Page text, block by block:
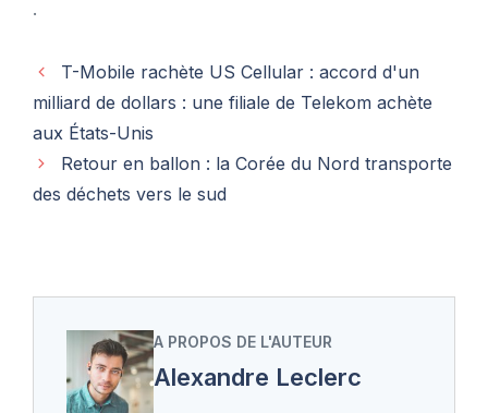
.
T-Mobile rachète US Cellular : accord d'un
milliard de dollars : une filiale de Telekom achète
aux États-Unis
Retour en ballon : la Corée du Nord transporte
des déchets vers le sud
A PROPOS DE L'AUTEUR
Alexandre Leclerc